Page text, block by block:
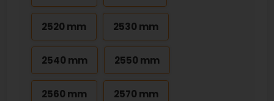
2520 mm 2530 mm
2540 mm 2550 mm
2560 mm 2570 mm